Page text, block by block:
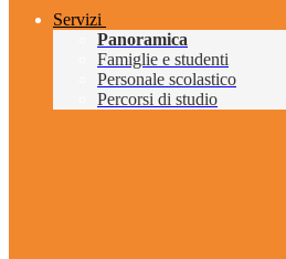
Servizi
Panoramica
Famiglie e studenti
Personale scolastico
Percorsi di studio